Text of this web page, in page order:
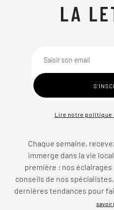
Lire notre
Chaque semaine,
immerge dans la vie
première : nos
conseils de nos
dernières tendances pour
savoir